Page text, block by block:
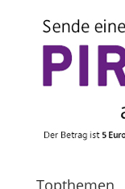
Topthemen